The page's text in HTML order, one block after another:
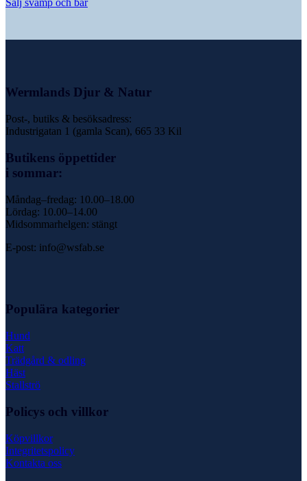
Wermlands Djur & Natur
Post-, butiks & besöksadress:
Industrigatan 1 (gamla Scan), 665 33 Kil
Butikens öppettider
i sommar:
Måndag–fredag: 10.00–18.00
Lördag: 10.00–14.00
Midsommarhelgen: stängt
E-post: info@wsfab.se
Populära kategorier
Hund
Katt
Trädgård & odling
Häst
Stallströ
Policys och villkor
Köpvillkor
Integritetspolicy
Kontakta oss